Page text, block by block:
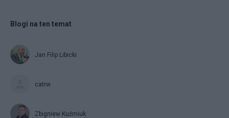
Blogi na ten temat
Jan Filip Libicki
catrw
Zbigniew Kuźmiuk